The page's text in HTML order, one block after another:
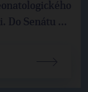
Do Senátu ...